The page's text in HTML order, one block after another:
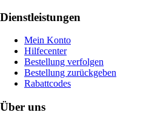
Dienstleistungen
Mein Konto
Hilfecenter
Bestellung verfolgen
Bestellung zurückgeben
Rabattcodes
Über uns